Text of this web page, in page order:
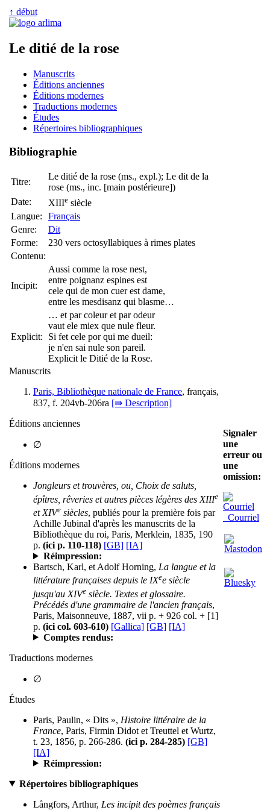
↑ début
Le ditié de la rose
Manuscrits
Éditions anciennes
Éditions modernes
Traductions modernes
Études
Répertoires bibliographiques
Bibliographie
Titre:
Le ditié de la rose (ms., expl.); Le dit de la
rose (ms., inc. [main postérieure])
Date:
XIIIe siècle
Langue:
Français
Genre:
Dit
Forme:
230 vers octosyllabiques à rimes plates
Contenu:
Incipit:
Aussi comme la rose nest,
entre poignanz espines est
cele qui de mon cuer est dame,
entre les mesdisanz qui blasme…
Explicit:
… et par coleur et par odeur
vaut ele miex que nule fleur.
Si fet cele por qui me dueil:
je n'en sai nule son pareil.
Explicit le Ditié de la Rose.
Manuscrits
Paris, Bibliothèque nationale de France, français,
837, f. 204vb-206ra [⇛ Description]
Éditions anciennes
∅
Éditions modernes
Jongleurs et trouvères, ou, Choix de saluts,
épîtres, rêveries et autres pièces légères des XIIIe
et XIVe siècles, publiés pour la première fois par
Achille Jubinal d'après les manuscrits de la
Bibliothèque du roi, Paris, Merklein, 1835, 190
p. (ici p. 110-118) [GB] [IA]
Réimpression:
Bartsch, Karl, et Adolf Horning, La langue et la
littérature françaises depuis le IXee siècle
jusqu'au XIVe siècle. Textes et glossaire.
Précédés d'une grammaire de l'ancien français,
Paris, Maisonneuve, 1887, vii p. + 926 col. + [1]
p. (ici col. 603-610) [Gallica] [GB] [IA]
Comptes rendus:
Traductions modernes
∅
Études
Paris, Paulin, « Dits », Histoire littéraire de la
France, Paris, Firmin Didot et Treuttel et Wurtz,
t. 23, 1856, p. 266-286. (ici p. 284-285) [GB]
[IA]
Réimpression:
Répertoires bibliographiques
Långfors, Arthur, Les incipit des poèmes français
Signaler
une
erreur ou
une
omission:
Courriel